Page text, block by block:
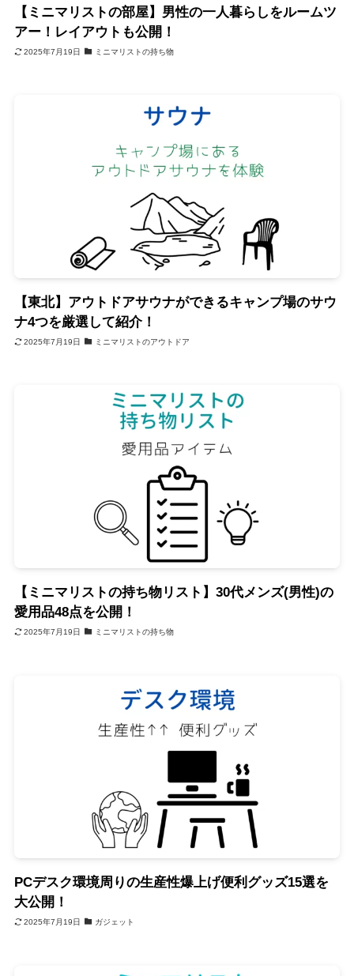
【ミニマリストの部屋】男性の一人暮らしをルームツ
アー！レイアウトも公開！
2025年7月19日 ミニマリストの持ち物
【東北】アウトドアサウナができるキャンプ場のサウ
ナ4つを厳選して紹介！
2025年7月19日 ミニマリストのアウトドア
【ミニマリストの持ち物リスト】30代メンズ(男性)の
愛用品48点を公開！
2025年7月19日 ミニマリストの持ち物
PCデスク環境周りの生産性爆上げ便利グッズ15選を
大公開！
2025年7月19日 ガジェット